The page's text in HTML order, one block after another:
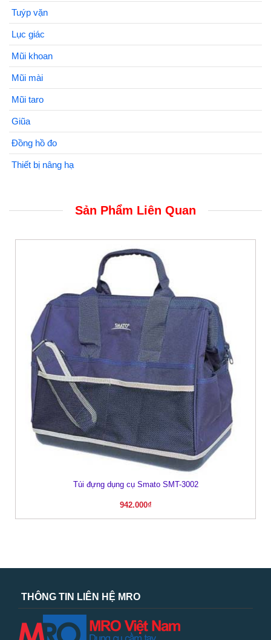
Tuýp vặn
Lục giác
Mũi khoan
Mũi mài
Mũi taro
Giũa
Đồng hồ đo
Thiết bị nâng hạ
Sản Phẩm Liên Quan
Túi đựng dụng cụ Smato SMT-3002
942.000₫
THÔNG TIN LIÊN HỆ MRO